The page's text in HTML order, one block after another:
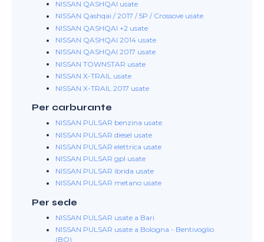
NISSAN QASHQAI usate
NISSAN Qashqai / 2017 / 5P / Crossove usate
NISSAN QASHQAI +2 usate
NISSAN QASHQAI 2014 usate
NISSAN QASHQAI 2017 usate
NISSAN TOWNSTAR usate
NISSAN X-TRAIL usate
NISSAN X-TRAIL 2017 usate
Per carburante
NISSAN PULSAR benzina usate
NISSAN PULSAR diesel usate
NISSAN PULSAR elettrica usate
NISSAN PULSAR gpl usate
NISSAN PULSAR ibrida usate
NISSAN PULSAR metano usate
Per sede
NISSAN PULSAR usate a Bari
NISSAN PULSAR usate a Bologna - Bentivoglio
(BO)